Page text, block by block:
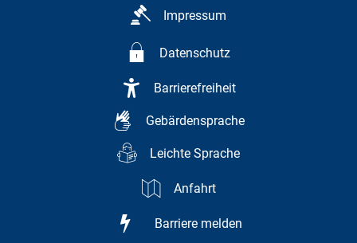
Impressum
Datenschutz
Barrierefreiheit
Gebärdensprache
Leichte Sprache
Anfahrt
Barriere melden